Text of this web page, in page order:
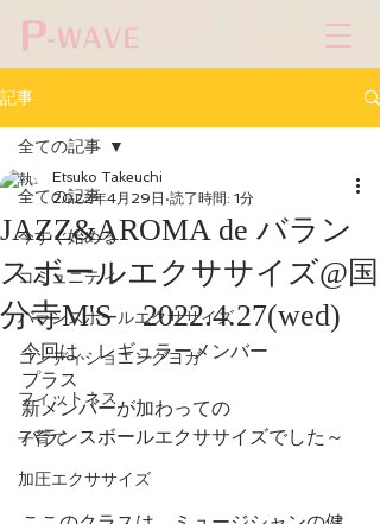
記事
全ての記事
今すぐ始める
コミュニティ
バランスボールエクササイズ
コンディショニングヨガ
フィットネス
子育て
加圧エクササイズ
全ての記事
JAZZ&AROMA de バラン
スボールエクササイズ@国
分寺M'S 2022.4.27(wed)
Etsuko Takeuchi
2022年4月29日 読了時間: 1分
今回は、レギュラーメンバー
プラス
新メンバーが加わっての
バランスボールエクササイズでした～